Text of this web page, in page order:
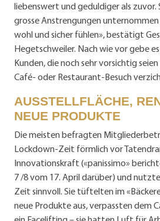
liebenswert und geduldiger als zuvor.
grosse Anstrengungen unternommen
wohl und sicher fühlen», bestätigt
Hegetschweiler. Nach wie vor gebe
Kunden, die noch sehr vorsichtig
Café- oder Restaurant-Besuch
AUSSTELLFLÄCHE,
NEUE PRODUKTE
Die meisten befragten
Lockdown-Zeit förmlich vor
Innovationskraft («panissimo»
7 /8 vom 17. April darüber) und
Zeit sinnvoll. Sie tüftelten im
neue Produkte aus, verpassten dem